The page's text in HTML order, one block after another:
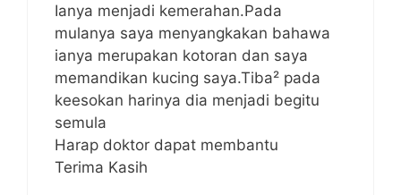
Ianya menjadi kemerahan.Pada
mulanya saya menyangkakan bahawa
ianya merupakan kotoran dan saya
memandikan kucing saya.Tiba² pada
keesokan harinya dia menjadi begitu
semula
Harap doktor dapat membantu
Terima Kasih